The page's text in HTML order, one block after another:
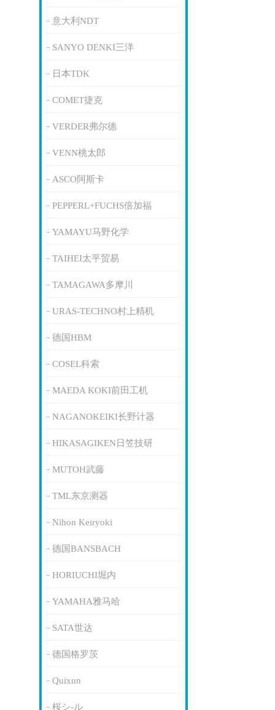
意大利NDT
SANYO DENKI三洋
日本TDK
COMET捷克
VERDER弗尔德
VENN桃太郎
ASCO阿斯卡
PEPPERL+FUCHS倍加福
YAMAYU马野化学
TAIHEI太平贸易
TAMAGAWA多摩川
URAS-TECHNO村上精机
德国HBM
COSEL科索
MAEDA KOKI前田工机
NAGANOKEIKI长野计器
HIKASAGIKEN日笠技研
MUTOH武藤
TML东京测器
Nihon Keiryoki
德国BANSBACH
HORIUCHI堀内
YAMAHA雅马哈
SATA世达
德国格罗茨
Quixun
桜シ-ル